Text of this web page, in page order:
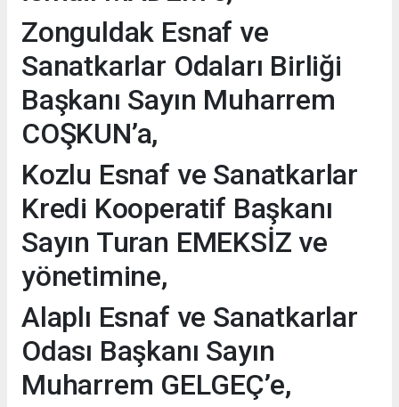
Zonguldak Esnaf ve
Sanatkarlar Odaları Birliği
Başkanı Sayın Muharrem
COŞKUN’a,
Kozlu Esnaf ve Sanatkarlar
Kredi Kooperatif Başkanı
Sayın Turan EMEKSİZ ve
yönetimine,
Alaplı Esnaf ve Sanatkarlar
Odası Başkanı Sayın
Muharrem GELGEÇ’e,